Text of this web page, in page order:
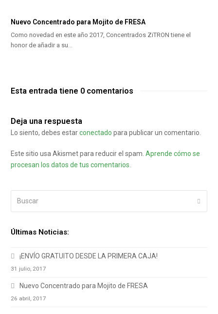
Nuevo Concentrado para Mojito de FRESA
Como novedad en este año 2017, Concentrados ZiTRON tiene el
honor de añadir a su…
Esta entrada tiene 0 comentarios
Deja una respuesta
Lo siento, debes estarconectado para publicar un comentario.
Este sitio usa Akismet para reducir el spam.Aprende cómo se
procesan los datos de tus comentarios.
Enviar
Últimas Noticias:
¡ENVÍO GRATUITO DESDE LA PRIMERA CAJA!
31 julio, 2017
Nuevo Concentrado para Mojito de FRESA
26 abril, 2017